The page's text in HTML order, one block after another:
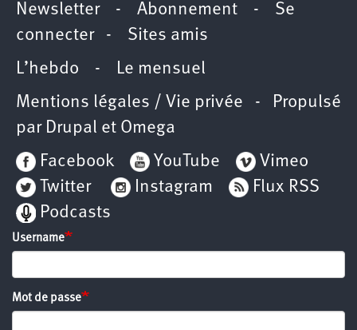
Newsletter- Abonnement - Se
connecter- Sites amis
L’hebdo - Le mensuel
Mentions légales / Vie privée - Propulsé
par Drupal et Omega
Facebook
YouTube
Vimeo
Twitter
Instagram
Flux RSS
Podcasts
Username
Mot de passe